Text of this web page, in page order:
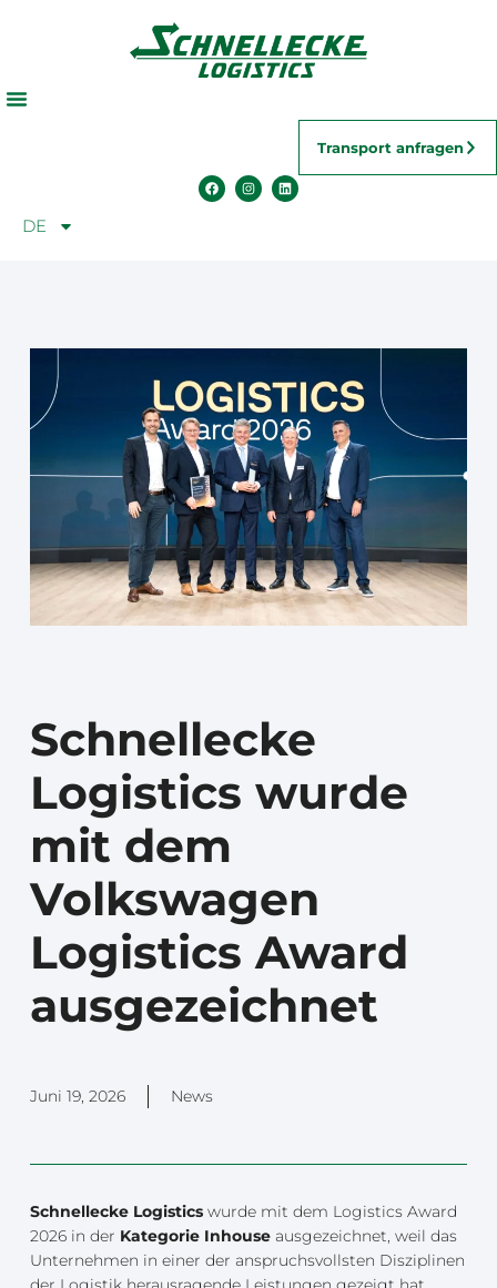
Transport anfragen
DE
Schnellecke
Logistics wurde
mit dem
Volkswagen
Logistics Award
ausgezeichnet
Juni 19, 2026 News
Schnellecke Logisticswurde mit dem Logistics Award
2026 in der Kategorie Inhouseausgezeichnet, weil das
Unternehmen in einer der anspruchsvollsten Disziplinen